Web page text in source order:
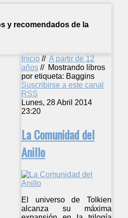
y recomendados de la
Inicio // A partir de 12
años // Mostrando libros
por etiqueta: Baggins
Suscribirse a este canal
RSS
Lunes, 28 Abril 2014
23:20
La Comunidad del
Anillo
El universo de Tolkien
alcanza su máxima